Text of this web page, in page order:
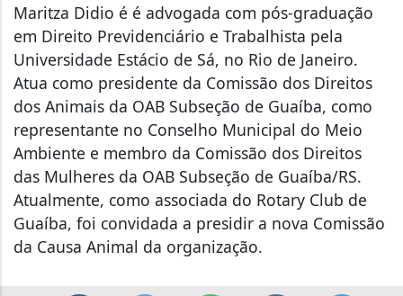
Maritza Didio é é advogada com pós-graduação
em Direito Previdenciário e Trabalhista pela
Universidade Estácio de Sá, no Rio de Janeiro.
Atua como presidente da Comissão dos Direitos
dos Animais da OAB Subseção de Guaíba, como
representante no Conselho Municipal do Meio
Ambiente e membro da Comissão dos Direitos
das Mulheres da OAB Subseção de Guaíba/RS.
Atualmente, como associada do Rotary Club de
Guaíba, foi convidada a presidir a nova Comissão
da Causa Animal da organização.